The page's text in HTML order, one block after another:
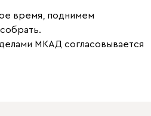
время, поднимем
МКАД согласовывается